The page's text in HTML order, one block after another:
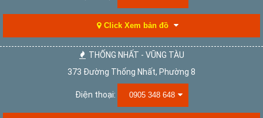
Click Xem bản đồ
THỐNG NHẤT - VŨNG TÀU
373 Đường Thống Nhất, Phường 8
Điện thoại: 0905 348 648